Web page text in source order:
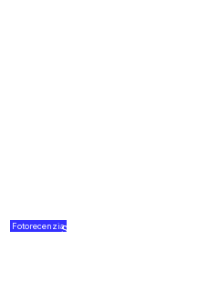
FotorecenziaSUMMER SALE -35% ?